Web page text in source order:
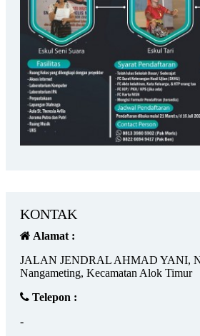
KONTAK
Alamat :
JALAN JENDRAL AHMAD YANI,
Nangameting, Kecamatan Alok Timur
Telepon :
-